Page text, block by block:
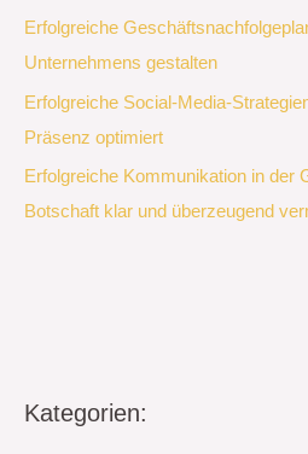
Erfolgreiche
Unternehmens gestalten
Erfolgreiche Social-Media-
Präsenz optimiert
Erfolgreiche Kommunikation in der
Botschaft klar und überzeugend
Kategorien: